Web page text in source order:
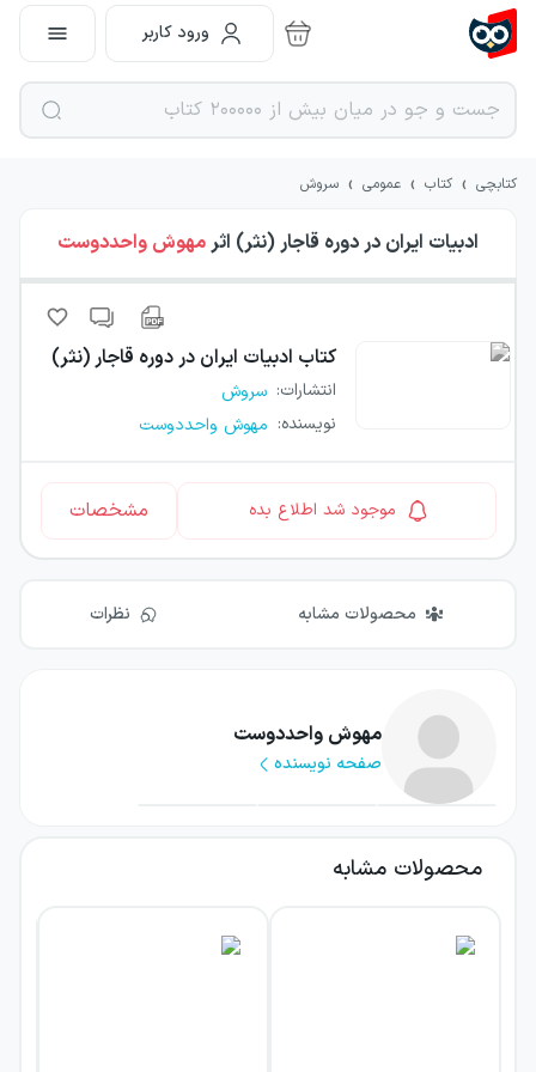
ورود کاربر
کتابچی › کتاب › عمومی › سروش
ادبیات ایران در دوره قاجار (نثر) اثرمهوش واحددوست
کتاب ادبیات ایران در دوره قاجار (نثر)
انتشارات: سروش
نویسنده: مهوش واحددوست
موجود شد اطلاع بده مشخصات
محصولات مشابه نظرات
مهوش واحددوست
صفحه نویسنده
محصولات مشابه